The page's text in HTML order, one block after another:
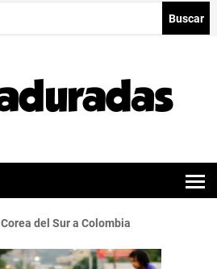
Corea del Sur a Colombia